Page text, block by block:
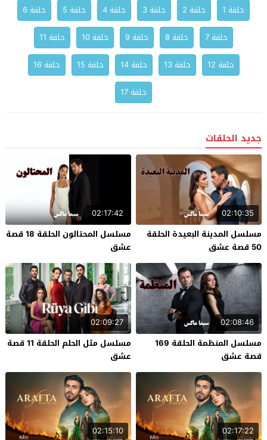
حلقة 1 حلقة 2 حلقة 3 حلقة 4 حلقة 5
حلقة 6
حلقة 7
حلقة 8 حلقة 9 حلقة 10
حلقة 11
حلقة 12
حلقة 13 حلقة 14 حلقة 15
حلقة 16
حلقة 17
جديد الحلقات
02:10:35
مسلسل المدينة البعيدة الحلقة
50 قصة عشق
02:17:42
مسلسل المحتالون الحلقة 18 قصة
عشق
02:08:46
مسلسل المنظمة الحلقة 169
قصة عشق
02:09:27
مسلسل مثل الحلم الحلقة 11 قصة
عشق
02:17:22
02:15:10